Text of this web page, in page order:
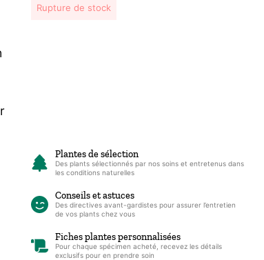
Rupture de stock
Plantes de sélection
Des plants sélectionnés par nos soins et entretenus dans
les conditions naturelles
Conseils et astuces
Des directives avant-gardistes pour assurer l’entretien
de vos plants chez vous
Fiches plantes personnalisées
Pour chaque spécimen acheté, recevez les détails
exclusifs pour en prendre soin